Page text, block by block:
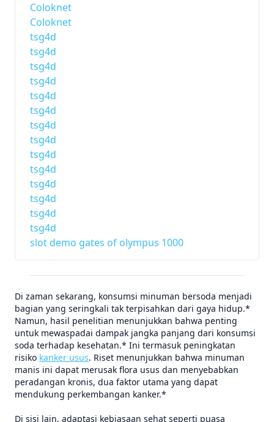
Coloknet
Coloknet
tsg4d
tsg4d
tsg4d
tsg4d
tsg4d
tsg4d
tsg4d
tsg4d
tsg4d
tsg4d
tsg4d
tsg4d
tsg4d
tsg4d
slot demo gates of olympus 1000
Di zaman sekarang, konsumsi minuman bersoda menjadi
bagian yang seringkali tak terpisahkan dari gaya hidup.*
Namun, hasil penelitian menunjukkan bahwa penting
untuk mewaspadai dampak jangka panjang dari konsumsi
soda terhadap kesehatan.* Ini termasuk peningkatan
risiko kanker usus. Riset menunjukkan bahwa minuman
manis ini dapat merusak flora usus dan menyebabkan
peradangan kronis, dua faktor utama yang dapat
mendukung perkembangan kanker.*
Di sisi lain, adaptasi kebiasaan sehat seperti puasa